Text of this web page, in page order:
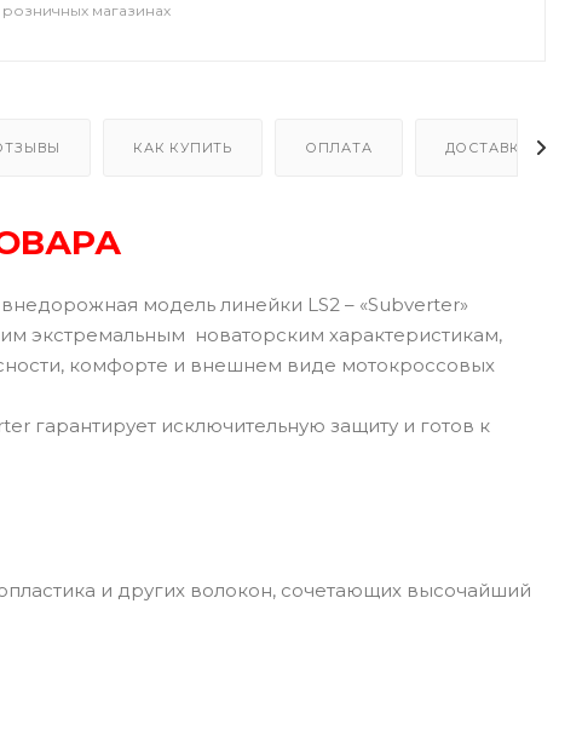
розничных магазинах
КАК КУПИТЬ ОПЛАТА ДОСТАВКА
модель линейки LS2 – «Subverter»
экстремальным новаторским характеристикам,
комфорте и внешнем виде мотокроссовых
гарантирует исключительную защиту и готов к
и других волокон, сочетающих высочайший